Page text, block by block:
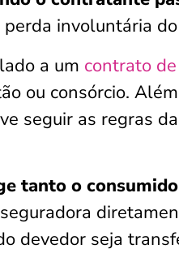
involuntária
a um contrato
ou consórcio.
seguir as regras
tanto o
devedor seja